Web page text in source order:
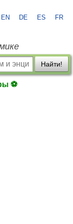
EN DE ES FR
Найти!
⚽